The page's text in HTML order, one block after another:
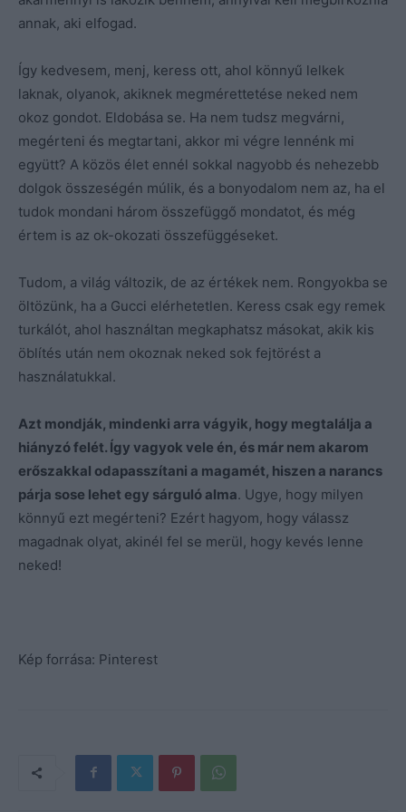
annak, aki elfogad.
Így kedvesem, menj, keress ott, ahol könnyű lelkek
laknak, olyanok, akiknek megmérettetése neked nem
okoz gondot. Eldobása se. Ha nem tudsz megvárni,
megérteni és megtartani, akkor mi végre lennénk mi
együtt? A közös élet ennél sokkal nagyobb és nehezebb
dolgok összeségén múlik, és a bonyodalom nem az, ha el
tudok mondani három összefüggő mondatot, és még
értem is az ok-okozati összefüggéseket.
Tudom, a világ változik, de az értékek nem. Rongyokba se
öltözünk, ha a Gucci elérhetetlen. Keress csak egy remek
turkálót, ahol használtan megkaphatsz másokat, akik kis
öblítés után nem okoznak neked sok fejtörést a
használatukkal.
Azt mondják, mindenki arra vágyik, hogy megtalálja a
hiányzó felét. Így vagyok vele én, és már nem akarom
erőszakkal odapasszítani a magamét, hiszen a narancs
párja sose lehet egy sárguló alma. Ugye, hogy milyen
könnyű ezt megérteni? Ezért hagyom, hogy válassz
magadnak olyat, akinél fel se merül, hogy kevés lenne
neked!
Kép forrása: Pinterest